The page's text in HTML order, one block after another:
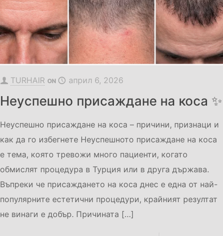
TURHAIR ON април 6, 2026
Неуспешно присаждане на коса ✨
Неуспешно присаждане на коса – причини, признаци и
как да го избегнете Неуспешното присаждане на коса
е тема, която тревожи много пациенти, когато
обмислят процедура в Турция или в друга държава.
Въпреки че присаждането на коса днес е една от най-
популярните естетични процедури, крайният резултат
не винаги е добър. Причината […]